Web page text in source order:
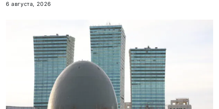
6 августа, 2026